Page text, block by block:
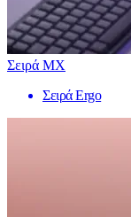
Σειρά MX
Σειρά Ergo